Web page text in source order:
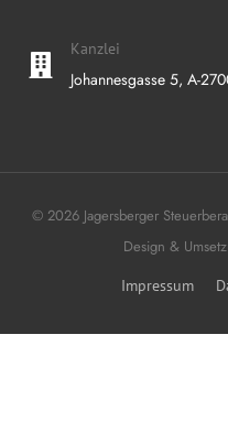
Kanzlei
Johannesgasse 5, A-
© 2026 Jagersberger
Design &
Impressum